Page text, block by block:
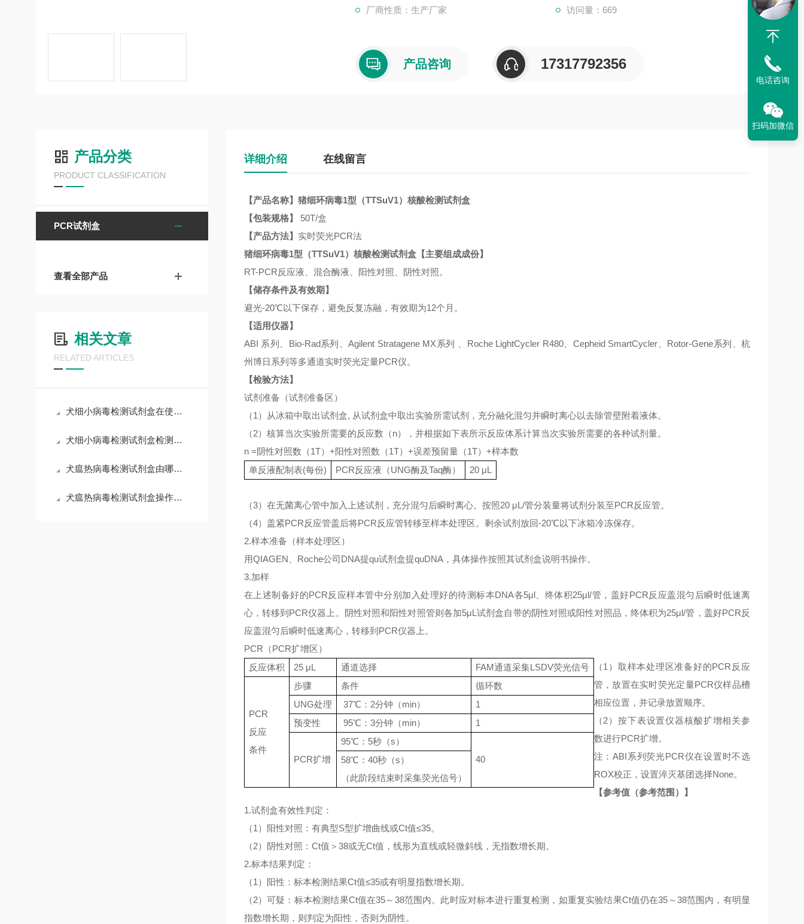
厂商性质：生产厂家 访问量：669
产品咨询 17317792356
产品分类
PRODUCT CLASSIFICATION
PCR试剂盒
查看全部产品
相关文章
RELATED ARTICLES
犬细小病毒检测试剂盒在使用中可能会遇到一些常见问题
犬细小病毒检测试剂盒检测结果的判读
犬瘟热病毒检测试剂盒由哪些部分组成？
犬瘟热病毒检测试剂盒操作注意事项
详细介绍 在线留言
【产品名称】 猪细环病毒1型（TTSuV1）核酸检测试剂盒
【包装规格】
50T/盒
【产品方法】 实时荧光PCR法
猪细环病毒1型（TTSuV1）核酸检测试剂盒【主要组成成份】
RT-PCR反应液、混合酶液、阳性对照、阴性对照。
【储存条件及有效期】
避光-20℃以下保存，避免反复冻融，有效期为12个月。
【适用仪器】
ABI 系列、Bio-Rad系列、Agilent Stratagene MX系列 、Roche LightCycler R480、Cepheid SmartCycler、Rotor-Gene系列、杭
州博日系列等多通道实时荧光定量PCR仪。
【检验方法】
试剂准备（试剂准备区）
（1）从冰箱中取出试剂盒, 从试剂盒中取出实验所需试剂，充分融化混匀并瞬时离心以去除管壁附着液体。
（2）核算当次实验所需要的反应数（n），并根据如下表所示反应体系计算当次实验所需要的各种试剂量。
n =阴性对照数（1T）+阳性对照数（1T）+误差预留量（1T）+样本数
单反液配制表(每份) PCR反应液（UNG酶及Taq酶） 20 μL
（3）在无菌离心管中加入上述试剂，充分混匀后瞬时离心。按照20 μL/管分装量将试剂分装至PCR反应管。
（4）盖紧PCR反应管盖后将PCR反应管转移至样本处理区。剩余试剂放回-20℃以下冰箱冷冻保存。
2.样本准备（样本处理区）
用QIAGEN、Roche公司DNA提qu试剂盒提quDNA，具体操作按照其试剂盒说明书操作。
3.加样
在上述制备好的PCR反应样本管中分别加入处理好的待测标本DNA各5μl、终体积25μl/管，盖好PCR反应盖混匀后瞬时低速离
心，转移到PCR仪器上。阴性对照和阳性对照管则各加5μL试剂盒自带的阴性对照或阳性对照品，终体积为25μl/管，盖好PCR反
应盖混匀后瞬时低速离心，转移到PCR仪器上。
PCR（PCR扩增区）
反应体积
25 μL 通道选择 FAM通道采集LSDV荧光信号
PCR
反应
条件
步骤 条件
循环数
UNG处理
37℃：2分钟（min）
1
预变性
95℃：3分钟（min） 1
PCR扩增
95℃：5秒（s）
40
58℃：40秒（s）
（此阶段结束时采集荧光信号）
（1）取样本处理区准备好的PCR反应
管，放置在实时荧光定量PCR仪样品槽
相应位置，并记录放置顺序。
（2）按下表设置仪器核酸扩增相关参
数进行PCR扩增。
注：ABI系列荧光PCR仪在设置时不选
ROX校正，设置淬灭基团选择None。
【参考值（参考范围）】
1.试剂盒有效性判定：
（1）阳性对照：有典型S型扩增曲线或Ct值≤35。
（2）阴性对照：Ct值＞38或无Ct值，线形为直线或轻微斜线，无指数增长期。
2.标本结果判定：
（1）阳性：标本检测结果Ct值≤35或有明显指数增长期。
（2）可疑：标本检测结果Ct值在35～38范围内。此时应对标本进行重复检测，如重复实验结果Ct值仍在35～38范围内，有明显
指数增长期，则判定为阳性，否则为阴性。
电话咨询
扫码加微信